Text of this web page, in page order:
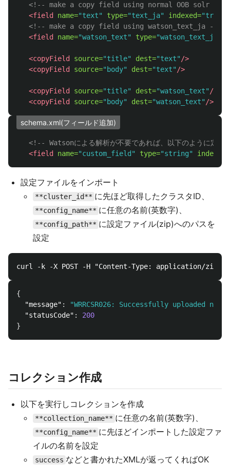
<!-- make a copy field using normal OOB solr
<field
name="text" type="text_ja" indexed="true"
<!-- make a copy field using watson_text_ja -->
<field
name="watson_text" type="watson_text_ja"
<copyField source="title" dest="text" />
<copyField
source="body" dest="text" />
<copyField source="title" dest="watson_text" />
<copyField
source="body" dest="watson_text" />
schema.xml(フィールド追加)
<!-- Watsonによる解析が不要であれば、以下のように定義
<field
name="custom_field" type="string" indexed=
設定ファイルをインポート
**cluster_id** に先ほど取得したクラスタID、
**config_name** に任意の名前(英数字)、
**config_path** に設定ファイル(zip)へのパスを
設定
{
"message" :
"WRRCSR026: Successfully uploaded
"statusCode" :
200
}
コレクション作成
以下を実行しコレクションを作成
**collection_name** に任意の名前(英数字)、
**config_name** に先ほどインポートした設定ファ
イルの名前を設定
success などと書かれたXMLが返ってくればOK